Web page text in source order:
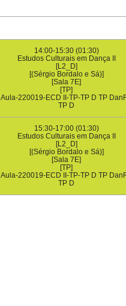
14:00-15:30 (01:30)
Estudos Culturais em Dança II
[L2_D]
[(Sérgio Bordalo e Sá)]
[Sala 7E]
[TP]
Aula-220019-ECD II-TP-TP D TP
TP D
15:30-17:00 (01:30)
Estudos Culturais em Dança II
[L2_D]
[(Sérgio Bordalo e Sá)]
[Sala 7E]
[TP]
Aula-220019-ECD II-TP-TP D TP
TP D